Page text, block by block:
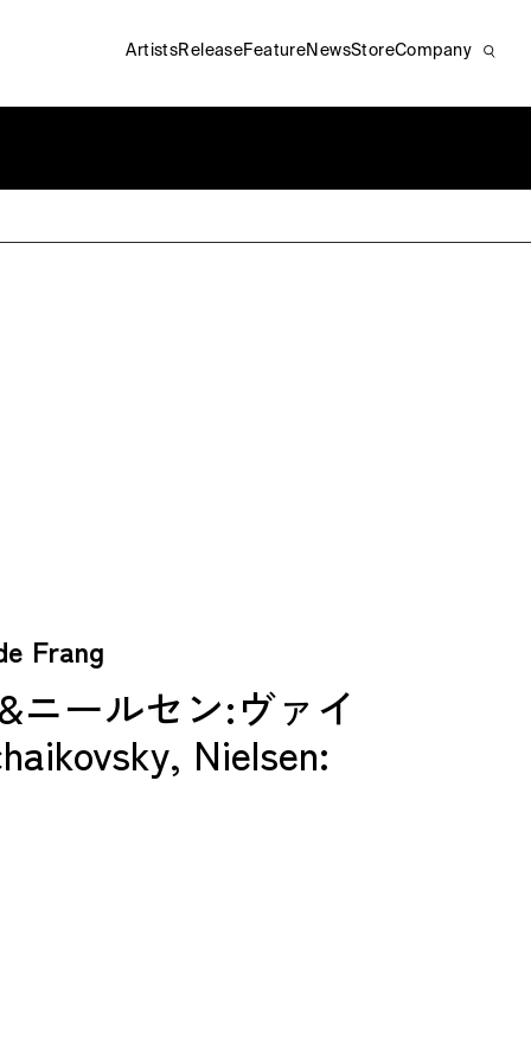
Frang
ニールセン:ヴァイ
Nielsen:
ArtistsReleaseFeature NewsStoreCompany